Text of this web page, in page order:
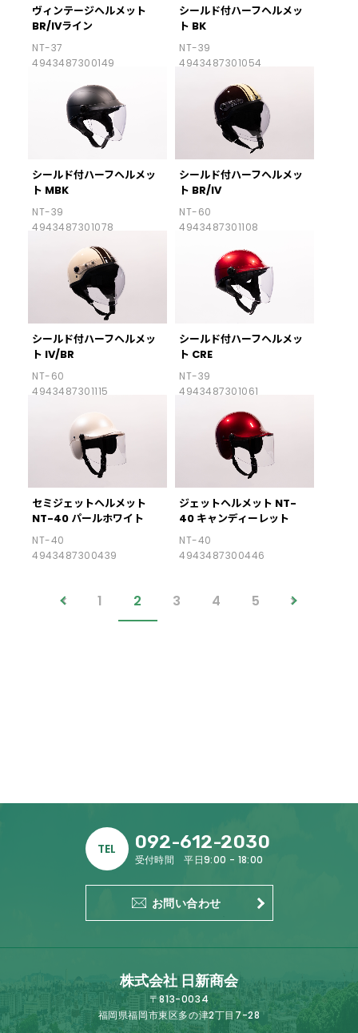
ヴィンテージヘルメット
BR/IVライン
NT-37
4943487300149
シールド付ハーフヘルメッ
ト BK
NT-39
4943487301054
シールド付ハーフヘルメッ
ト MBK
NT-39
4943487301078
シールド付ハーフヘルメッ
ト BR/IV
NT-60
4943487301108
シールド付ハーフヘルメッ
ト IV/BR
NT-60
4943487301115
シールド付ハーフヘルメッ
ト CRE
NT-39
4943487301061
セミジェットヘルメット
NT-40 パールホワイト
NT-40
4943487300439
ジェットヘルメット NT-
40 キャンディーレット
NT-40
4943487300446
< 1 2 3 4 5 >
株式会社 日新商会
〒813-0034
福岡県福岡市東区多の津2丁目7-28
TEL 092-612-2030
受付時間 平日9:00 - 18:00
お問い合わせ